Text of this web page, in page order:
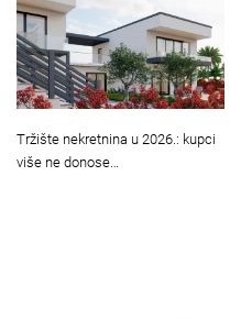
Tržište nekretnina u 2026.: kupci
više ne donose…